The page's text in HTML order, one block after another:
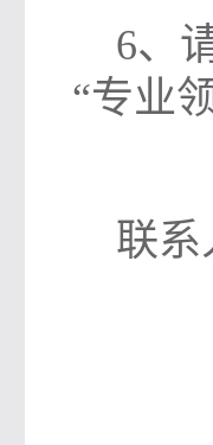
6、
“专业
联系